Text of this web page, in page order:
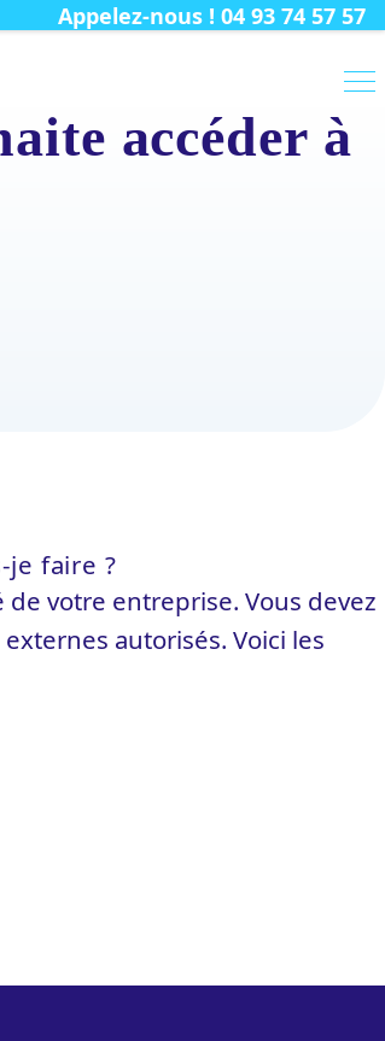
Appelez-nous ! 04 93 74 57 57
accéder à
je faire ?
de votre entreprise. Vous devez
autorisés. Voici les